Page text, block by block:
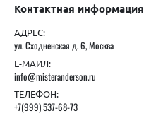
Контактная информация
АДРЕС:
ул. Сходненская д. 6, Москва
Е-МАИЛ:
info@misteranderson.ru
ТЕЛЕФОН:
+7(999) 537-68-73